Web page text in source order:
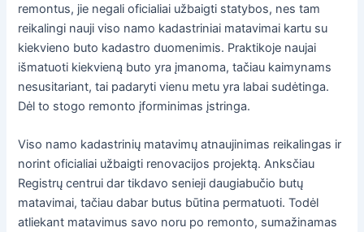
remontus, jie negali oficialiai užbaigti statybos, nes tam
reikalingi nauji viso namo kadastriniai matavimai kartu su
kiekvieno buto kadastro duomenimis. Praktikoje naujai
išmatuoti kiekvieną buto yra įmanoma, tačiau kaimynams
nesusitariant, tai padaryti vienu metu yra labai sudėtinga.
Dėl to stogo remonto įforminimas įstringa.
Viso namo kadastrinių matavimų atnaujinimas reikalingas ir
norint oficialiai užbaigti renovacijos projektą. Anksčiau
Registrų centrui dar tikdavo senieji daugiabučio butų
matavimai, tačiau dabar butus būtina permatuoti. Todėl
atliekant matavimus savo noru po remonto, sumažinamas